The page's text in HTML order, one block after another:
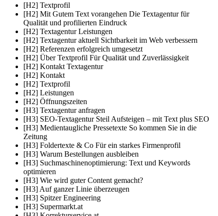
[H2] Textprofil
[H2] Mit Gutem Text vorangehen Die Textagentur für
Qualität und profilierten Eindruck
[H2] Textagentur Leistungen
[H2] Textagentur aktuell Sichtbarkeit im Web verbessern
[H2] Referenzen erfolgreich umgesetzt
[H2] Über Textprofil Für Qualität und Zuverlässigkeit
[H2] Kontakt Textagentur
[H2] Kontakt
[H2] Textprofil
[H2] Leistungen
[H2] Öffnungszeiten
[H3] Textagentur anfragen
[H3] SEO-Textagentur Steil Aufsteigen – mit Text plus SEO
[H3] Medientaugliche Pressetexte So kommen Sie in die
Zeitung
[H3] Foldertexte & Co Für ein starkes Firmenprofil
[H3] Warum Bestellungen ausbleiben
[H3] Suchmaschinenoptimierung: Text und Keywords
optimieren
[H3] Wie wird guter Content gemacht?
[H3] Auf ganzer Linie überzeugen
[H3] Spitzer Engineering
[H3] Supermarkt.at